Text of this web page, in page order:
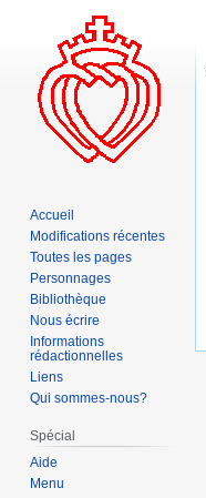
Accueil
Modifications récentes
Toutes les pages
Personnages
Bibliothèque
Nous écrire
Informations
rédactionnelles
Liens
Qui sommes-nous?
Spécial
Aide
Menu